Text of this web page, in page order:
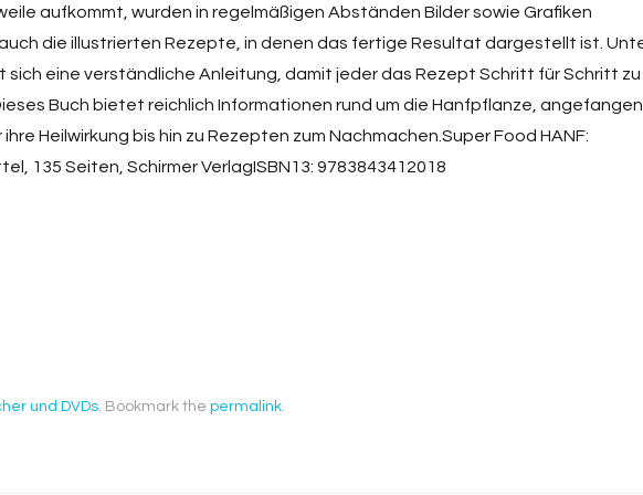
aufkommt, wurden in regelmäßigen Abständen Bilder sowie Grafiken
die illustrierten Rezepte, in denen das fertige Resultat dargestellt ist.
eine verständliche Anleitung, damit jeder das Rezept Schritt für Schritt zu
Buch bietet reichlich Informationen rund um die Hanfpflanze, angefangen
Heilwirkung bis hin zu Rezepten zum Nachmachen.Super Food HANF:
135 Seiten, Schirmer VerlagISBN13: 9783843412018
und DVDs . Bookmark the permalink